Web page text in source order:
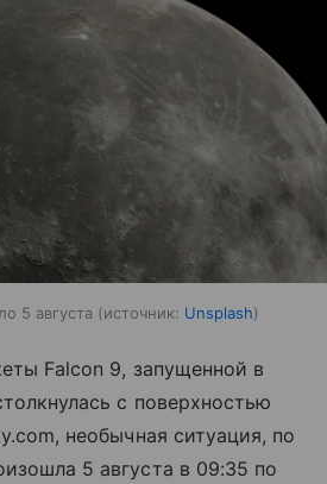
5 августа источник: Unsplash
Falcon 9, запущенной в
с поверхностью
необычная ситуация, по
5 августа в 09:35 по